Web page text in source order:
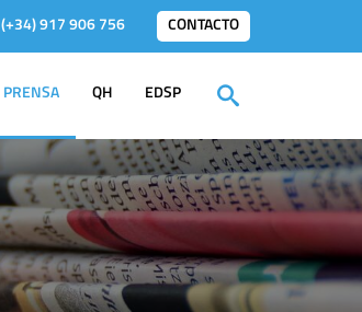
(+34) 917 906 756 CONTACTO
PRENSA QH EDSP